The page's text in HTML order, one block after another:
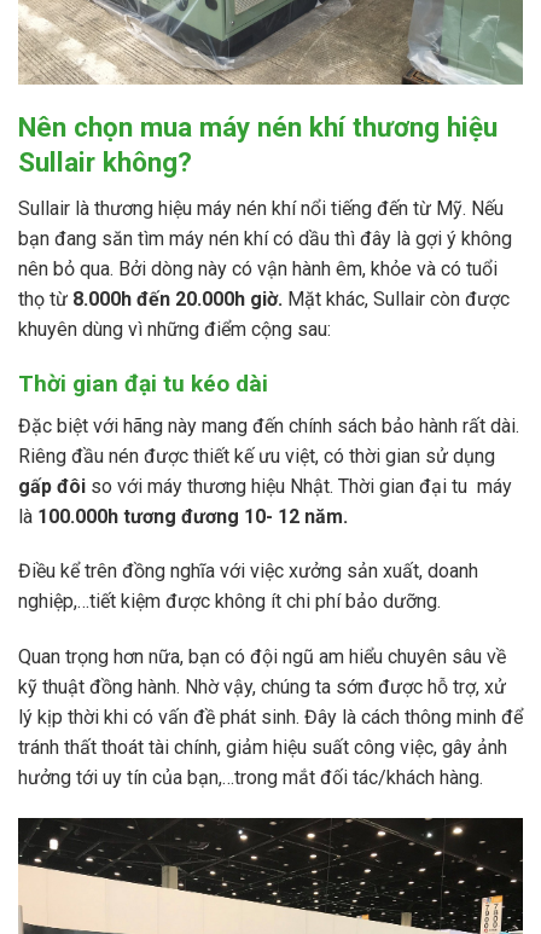
Nên chọn mua máy nén khí thương hiệu
Sullair không?
Sullair là thương hiệu máy nén khí nổi tiếng đến từ Mỹ. Nếu
bạn đang săn tìm máy nén khí có dầu thì đây là gợi ý không
nên bỏ qua. Bởi dòng này có vận hành êm, khỏe và có tuổi
thọ từ 8.000h đến 20.000h giờ. Mặt khác, Sullair còn được
khuyên dùng vì những điểm cộng sau:
Thời gian đại tu kéo dài
Đặc biệt với hãng này mang đến chính sách bảo hành rất dài.
Riêng đầu nén được thiết kế ưu việt, có thời gian sử dụng
gấp đôi so với máy thương hiệu Nhật. Thời gian đại tu máy
là 100.000h tương đương 10- 12 năm.
Điều kể trên đồng nghĩa với việc xưởng sản xuất, doanh
nghiệp,…tiết kiệm được không ít chi phí bảo dưỡng.
Quan trọng hơn nữa, bạn có đội ngũ am hiểu chuyên sâu về
kỹ thuật đồng hành. Nhờ vậy, chúng ta sớm được hỗ trợ, xử
lý kịp thời khi có vấn đề phát sinh. Đây là cách thông minh để
tránh thất thoát tài chính, giảm hiệu suất công việc, gây ảnh
hưởng tới uy tín của bạn,…trong mắt đối tác/khách hàng.